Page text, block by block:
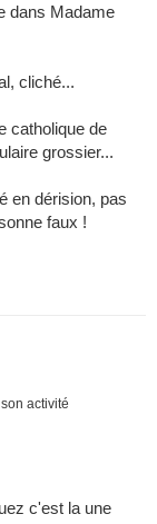
dans Madame
cliché...
catholique de
grossier...
en dérision, pas
faux !
activité
c'est la une